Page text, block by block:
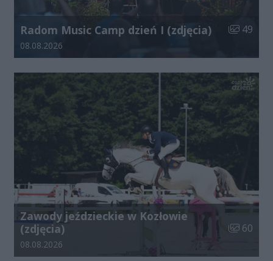
Radom Music Camp dzień I (zdjęcia) Liczba
49
Data dodania galerii:
08.08.2026
Zawody jeździeckie w Kozłowie
(zdjęcia)
Liczba
60
Data dodania galerii:
08.08.2026